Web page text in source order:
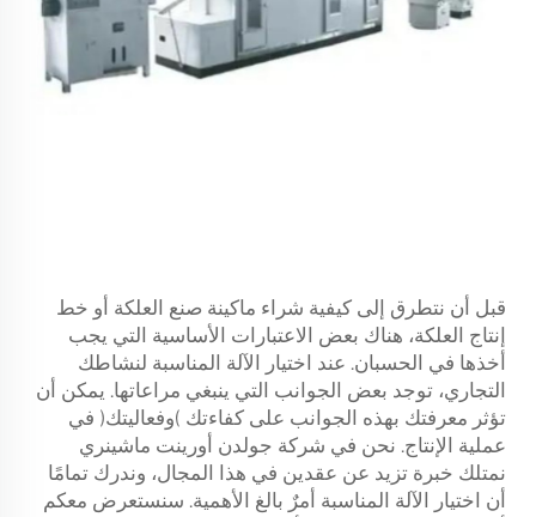
قبل أن نتطرق إلى كيفية شراء ماكينة صنع العلكة أو خط
إنتاج العلكة، هناك بعض الاعتبارات الأساسية التي يجب
أخذها في الحسبان. عند اختيار الآلة المناسبة لنشاطك
التجاري، توجد بعض الجوانب التي ينبغي مراعاتها. يمكن أن
تؤثر معرفتك بهذه الجوانب على كفاءتك (وفعاليتك) في
عملية الإنتاج. نحن في شركة جولدن أورينت ماشينري
نمتلك خبرة تزيد عن عقدين في هذا المجال، وندرك تمامًا
أن اختيار الآلة المناسبة أمرٌ بالغ الأهمية. سنستعرض معكم